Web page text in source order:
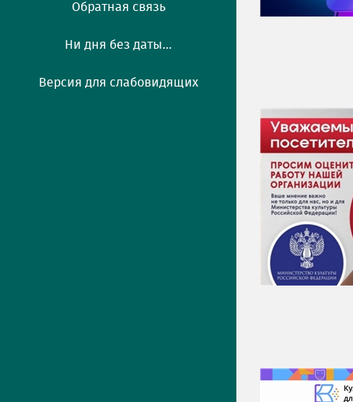
Обратная связь
Ни дня без даты...
Версия для слабовидящих